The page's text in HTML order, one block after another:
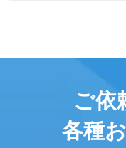
ご依
各種